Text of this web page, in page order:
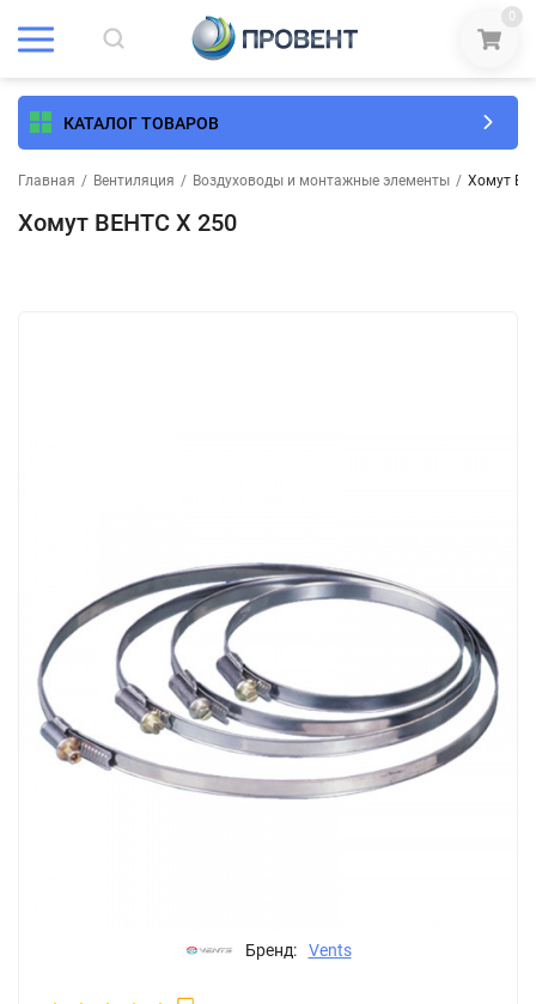
0
КАТАЛОГ ТОВАРОВ
Главная / Вентиляция / Воздуховоды и монтажные элементы / Хомут
Хомут ВЕНТС Х 250
Бренд: Vents